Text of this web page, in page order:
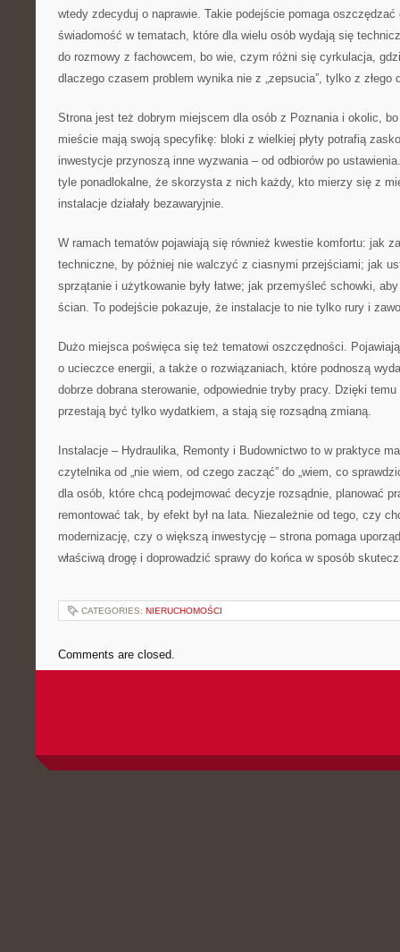
wtedy zdecyduj o naprawie. Takie podejście pomaga
świadomość w tematach, które dla wielu osób wydają się
do rozmowy z fachowcem, bo wie, czym różni się cyrkulacja,
dlaczego czasem problem wynika nie z „zepsucia”, tylko z złego
Strona jest też dobrym miejscem dla osób z Poznania i okolic,
mieście mają swoją specyfikę: bloki z wielkiej płyty potrafią
inwestycje przynoszą inne wyzwania – od odbiorów po
tyle ponadlokalne, że skorzysta z nich każdy, kto mierzy się z
instalacje działały bezawaryjnie.
W ramach tematów pojawiają się również kwestie komfortu: jak
techniczne, by później nie walczyć z ciasnymi przejściami; jak
sprzątanie i użytkowanie były łatwe; jak przemyśleć schowki,
ścian. To podejście pokazuje, że instalacje to nie tylko rury i
Dużo miejsca poświęca się też tematowi oszczędności.
o ucieczce energii, a także o rozwiązaniach, które podnoszą
dobrze dobrana sterowanie, odpowiednie tryby pracy. Dzięki
przestają być tylko wydatkiem, a stają się rozsądną zmianą.
Instalacje – Hydraulika, Remonty i Budownictwo to w praktyce
czytelnika od „nie wiem, od czego zacząć” do „wiem, co
dla osób, które chcą podejmować decyzje rozsądnie, planować
remontować tak, by efekt był na lata. Niezależnie od tego, czy
modernizację, czy o większą inwestycję – strona pomaga
właściwą drogę i doprowadzić sprawy do końca w sposób
CATEGORIES: NIERUCHOMOŚCI
Comments are closed.